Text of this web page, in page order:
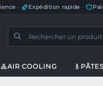
Expédition rapide
AIR COOLING